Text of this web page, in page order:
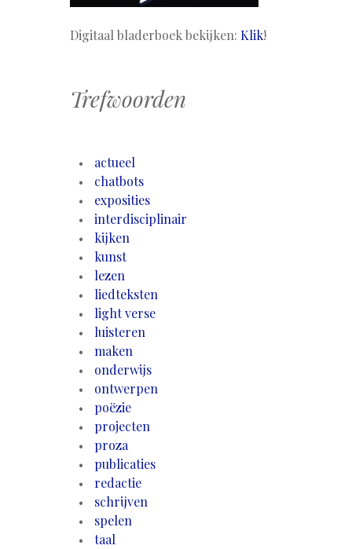
Digitaal bladerboek bekijken: Klik!
Trefwoorden
actueel
chatbots
exposities
interdisciplinair
kijken
kunst
lezen
liedteksten
light verse
luisteren
maken
onderwijs
ontwerpen
poëzie
projecten
proza
publicaties
redactie
schrijven
spelen
taal